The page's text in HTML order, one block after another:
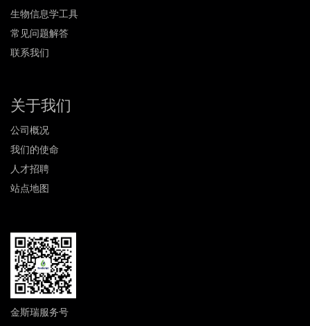
生物信息学工具
常见问题解答
联系我们
关于我们
公司概况
我们的使命
人才招聘
站点地图
金斯瑞服务号